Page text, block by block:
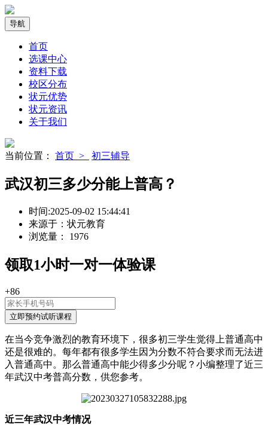
导航
首页
选课中心
资料下载
校区分布
状元优势
状元资讯
关于我们
当前位置： 首页 > 初三辅导
武汉初三多少分能上普高？
时间:2025-09-02 15:44:41
来源于： 状元教育
浏览量： 1976
领取1小时一对一体验课
+86
在当今竞争激烈的教育环境下，很多初三学生觉得上普通高中
还是很难的。每年都有很多学生因为分数不符合要求而无法进
入普通高中。那么普通高中能少得多少分呢？小编整理了近三
年武汉中考普高分数，供您参考。
近三年武汉中考情况